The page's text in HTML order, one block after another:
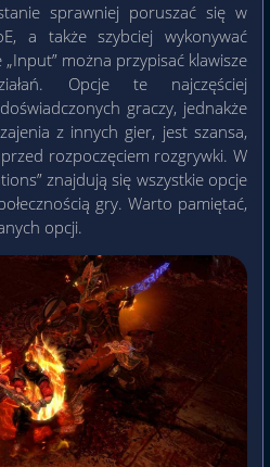
sprawniej poruszać się w
a także szybciej wykonywać
„Input” można przypisać klawisze
Opcje te najczęściej
graczy, jednakże
z innych gier, jest szansa,
rozpoczęciem rozgrywki. W
znajdują się wszystkie opcje
gry. Warto pamiętać,
opcji.